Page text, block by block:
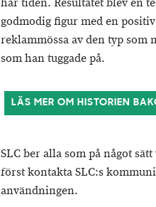
här tiden. Resultatet blev en
godmodig figur med en
reklammössa av den typ som
som han tuggade på.
LÄS MER OM HISTORIEN
SLC ber alla som på något
först kontakta SLC:s
användningen.